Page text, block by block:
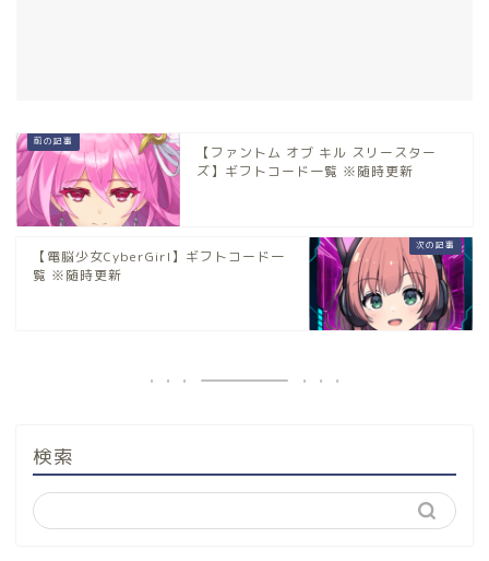
【ファントム オブ キル スリースター
ズ】ギフトコード一覧 ※随時更新
【電脳少女CyberGirl】ギフトコード一
覧 ※随時更新
検索